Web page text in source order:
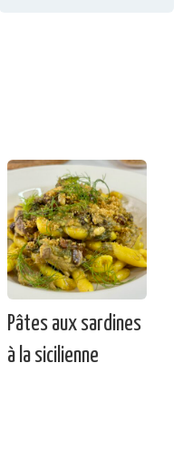
Pâtes aux sardines
à la sicilienne